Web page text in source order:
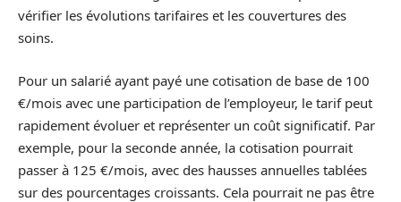
vérifier les évolutions tarifaires et les couvertures des
soins.
Pour un salarié ayant payé une cotisation de base de 100
€/mois avec une participation de l’employeur, le tarif peut
rapidement évoluer et représenter un coût significatif. Par
exemple, pour la seconde année, la cotisation pourrait
passer à 125 €/mois, avec des hausses annuelles tablées
sur des pourcentages croissants. Cela pourrait ne pas être